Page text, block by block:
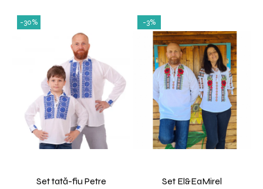
-30%
Set tată-fiu Petre
-3%
Set El&EaMirel